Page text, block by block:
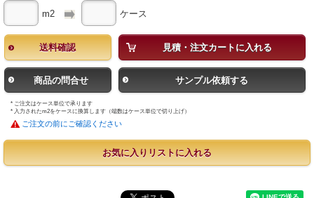
m2 ケース
送料確認 見積・注文カートに入れる
商品の問合せ サンプル依頼する
* ご注文はケース単位で承ります
* 入力されたm2をケースに換算します（端数はケース単位で切り上げ）
ご注文の前にご確認ください
お気に入りリストに入れる